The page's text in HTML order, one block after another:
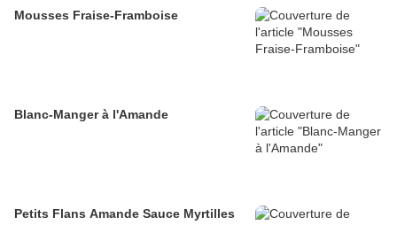
Mousses Fraise-Framboise
Blanc-Manger à l'Amande
Petits Flans Amande Sauce Myrtilles